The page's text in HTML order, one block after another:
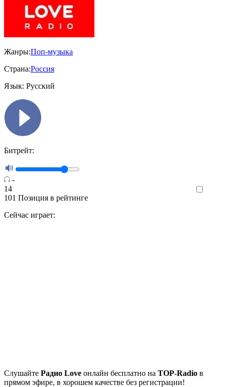
Жанры:Поп-музыка
Страна:Россия
Язык: Русский
Битрейт:
-
14
101 Позиция в рейтинге
Сейчас играет:
Cлушайте Радио Love онлайн бесплатно на TOP-Radio в
прямом эфире, в хорошем качестве без регистрации!